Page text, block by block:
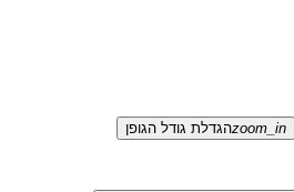
zoom_inהגדלת גודל הגופן